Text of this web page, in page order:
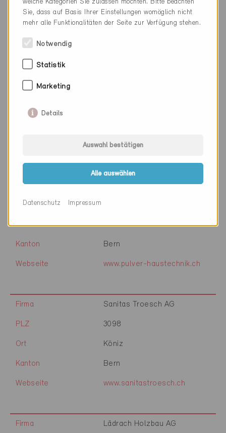
Kanton Graubünden
Webseite www.kunz.ch
Firma
www.elementkuechen.ch
Firma Ulrich Pulver AG
PLZ
Ort Köniz
Kanton Bern
Webseite www.pulver-haustechnik.ch
Firma Sanitas Troesch AG
PLZ 3098
Ort Köniz
Kanton Bern
Webseite www.sanitastroesch.ch
Firma Lädrach Holzbau AG
welche Kategorien Sie zulassen möchten. Bitte beachten
Sie, dass auf Basis Ihrer Einstellungen womöglich nicht
mehr alle Funktionalitäten der Seite zur Verfügung stehen.
Notwendig
Statistik
Marketing
Details
Auswahl bestätigen
Alle auswählen
Datenschutz Impressum